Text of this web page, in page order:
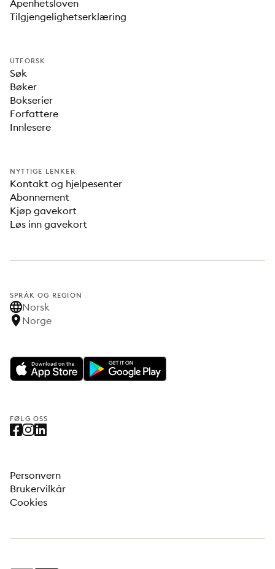
Åpenhetsloven
Tilgjengelighetserklæring
UTFORSK
Søk
Bøker
Bokserier
Forfattere
Innlesere
NYTTIGE LENKER
Kontakt og hjelpesenter
Abonnement
Kjøp gavekort
Løs inn gavekort
SPRÅK OG REGION
Norsk
Norge
FØLG OSS
Personvern
Brukervilkår
Cookies